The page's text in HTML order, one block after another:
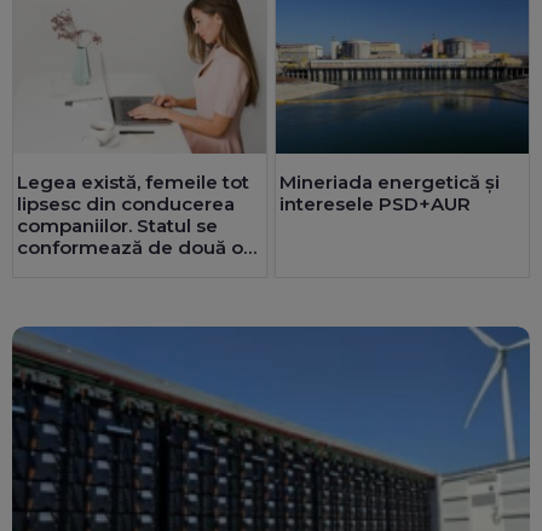
Legea există, femeile tot
lipsesc din conducerea
companiilor. Statul se
conformează de două ori
Mineriada energetică și
interesele PSD+AUR